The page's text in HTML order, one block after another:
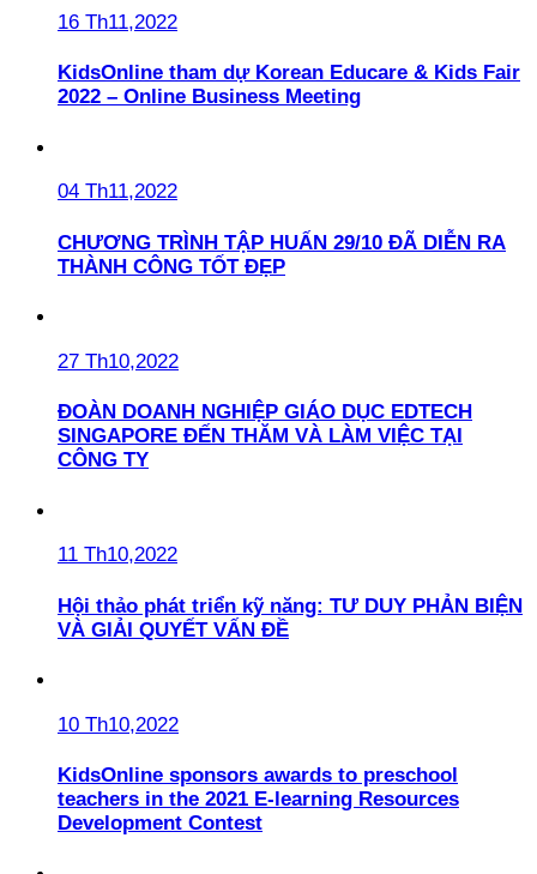
16 Th11,2022
KidsOnline tham dự Korean Educare & Kids Fair
2022 – Online Business Meeting
04 Th11,2022
CHƯƠNG TRÌNH TẬP HUẤN 29/10 ĐÃ DIỄN RA
THÀNH CÔNG TỐT ĐẸP
27 Th10,2022
ĐOÀN DOANH NGHIỆP GIÁO DỤC EDTECH
SINGAPORE ĐẾN THĂM VÀ LÀM VIỆC TẠI
CÔNG TY
11 Th10,2022
Hội thảo phát triển kỹ năng: TƯ DUY PHẢN BIỆN
VÀ GIẢI QUYẾT VẤN ĐỀ
10 Th10,2022
KidsOnline sponsors awards to preschool
teachers in the 2021 E-learning Resources
Development Contest